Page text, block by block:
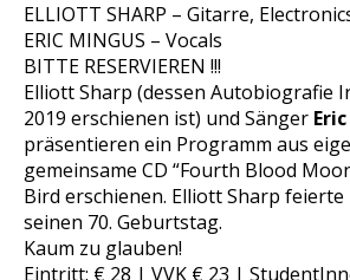
ELLIOTT SHARP – Gitarre,
ERIC MINGUS – Vocals
BITTE RESERVIEREN !!!
Elliott Sharp (dessen Autobiografie
2019 erschienen ist) und Sänger
präsentieren ein Programm aus
gemeinsame CD “Fourth Blood
Bird erschienen. Elliott Sharp feierte
seinen 70. Geburtstag.
Kaum zu glauben!
Eintritt: € 28 | VVK € 23 |